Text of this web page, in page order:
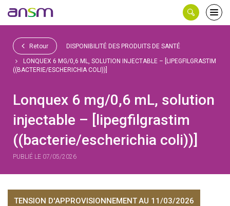
le
Retour DISPONIBILITÉ DES PRODUITS DE SANTÉ
LONQUEX 6 MG/0,6 ML, SOLUTION INJECTABLE – [LIPEGFILGRASTIM
((BACTERIE/ESCHERICHIA COLI))]
Lonquex 6 mg/0,6 mL, solution
injectable – [lipegfilgrastim
((bacterie/escherichia coli))]
PUBLIÉ LE 07/05/2026
TENSION D'APPROVISIONNEMENTAU 11/03/2026